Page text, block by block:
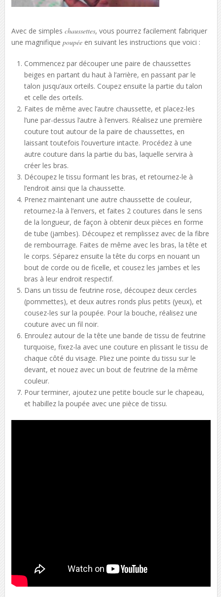
Avec de simples chaussettes, vous pourrez facilement fabriquer
une magnifique poupéeen suivant les instructions que voici :
Commencez par découper une paire de chaussettes
beiges en partant du haut à l’arrière, en passant par le
talon jusqu’aux orteils. Coupez ensuite la partie du talon
et celle des orteils.
Faites de même avec l’autre chaussette, et placez-les
l’une par-dessus l’autre à l’envers. Réalisez une première
couture tout autour de la paire de chaussettes, en
laissant toutefois l’ouverture intacte. Procédez à une
autre couture dans la partie du bas, laquelle servira à
créer les bras.
Découpez le tissu formant les bras, et retournez-le à
l’endroit ainsi que la chaussette.
Prenez maintenant une autre chaussette de couleur,
retournez-la à l’envers, et faites 2 coutures dans le sens
de la longueur, de façon à obtenir deux pièces en forme
de tube (jambes). Découpez et remplissez avec de la fibre
de rembourrage. Faites de même avec les bras, la tête et
le corps. Séparez ensuite la tête du corps en nouant un
bout de corde ou de ficelle, et cousez les jambes et les
bras à leur endroit respectif.
Dans un tissu de feutrine rose, découpez deux cercles
(pommettes), et deux autres ronds plus petits (yeux), et
cousez-les sur la poupée. Pour la bouche, réalisez une
couture avec un fil noir.
Enroulez autour de la tête une bande de tissu de feutrine
turquoise, fixez-la avec une couture en plissant le tissu de
chaque côté du visage. Pliez une pointe du tissu sur le
devant, et nouez avec un bout de feutrine de la même
couleur.
Pour terminer, ajoutez une petite boucle sur le chapeau,
et habillez la poupée avec une pièce de tissu.